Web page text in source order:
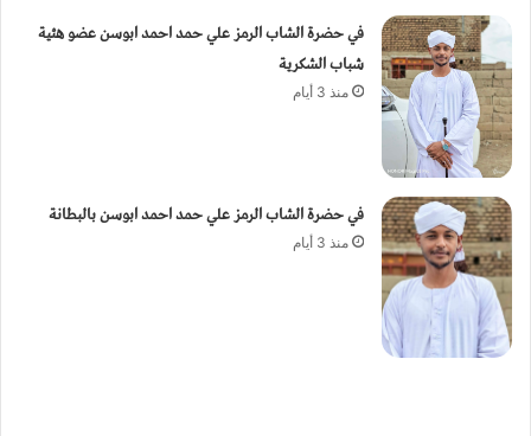
في حضرة الشاب الرمز علي حمد احمد ابوسن عضو هئية
شباب الشكرية
منذ 3 أيام
في حضرة الشاب الرمز علي حمد احمد ابوسن بالبطانة
منذ 3 أيام